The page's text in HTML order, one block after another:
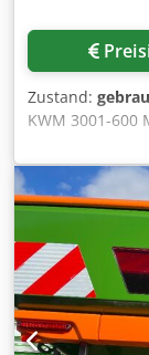
Zustand:
KWM 3001-600
Walze -
für Catros
Beleuchtung
Crsdpfx Apsr Ty